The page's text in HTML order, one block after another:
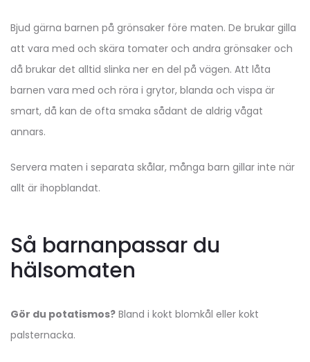
Bjud gärna barnen på grönsaker före maten. De brukar gilla
att vara med och skära tomater och andra grönsaker och
då brukar det alltid slinka ner en del på vägen. Att låta
barnen vara med och röra i grytor, blanda och vispa är
smart, då kan de ofta smaka sådant de aldrig vågat
annars.
Servera maten i separata skålar, många barn gillar inte när
allt är ihopblandat.
Så barnanpassar du
hälsomaten
Gör du potatismos? Bland i kokt blomkål eller kokt
palsternacka.